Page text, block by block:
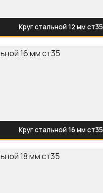
Круг стальной 12 мм ст35
Круг стальной 16 мм ст35